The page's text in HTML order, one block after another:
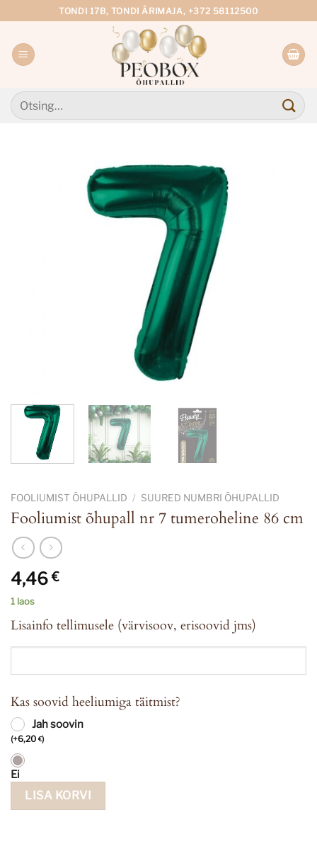
to
TONDI 17B, TONDI ÄRIMAJA, +372 58112500
Otsi:
FOOLIUMIST ÕHUPALLID / SUURED NUMBRI ÕHUPALLID
Fooliumist õhupall nr 7 tumeroheline 86 cm
4,46€
1 laos
Lisainfo tellimusele (värvisoov, erisoovid jms)
Kas soovid heeliumiga täitmist?
Jah soovin
(+6,20 €)
Ei
LISA KORVI